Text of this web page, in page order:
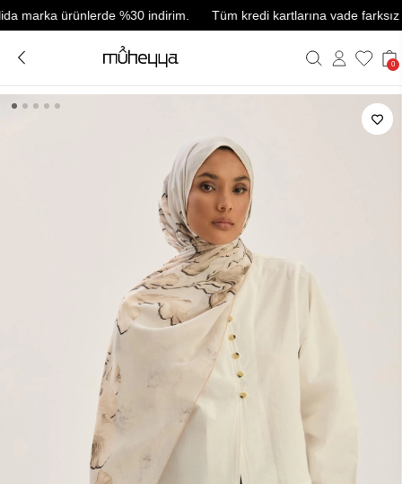
ürünlerde %30 indirim. Tüm kredi kartlarına vade farksız 3
0